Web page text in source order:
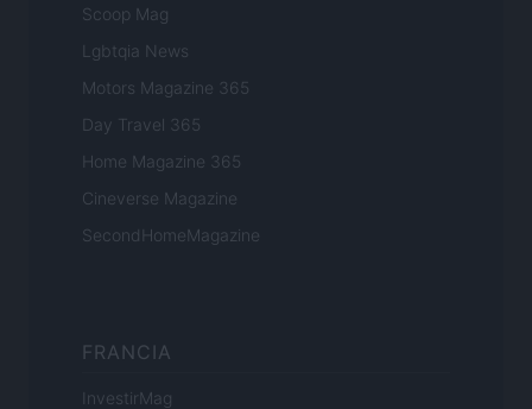
Scoop Mag
Lgbtqia News
Motors Magazine 365
Day Travel 365
Home Magazine 365
Cineverse Magazine
SecondHomeMagazine
FRANCIA
InvestirMag